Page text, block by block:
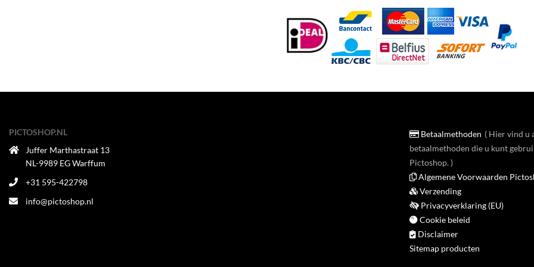
PICTOSHOP.NL
Juffer Marthastraat 13
NL-9989 EG Warffum
+31 595-422798
info@pictoshop.nl
Betaalmethoden
Hier vind u
betaalmethoden die u kunt
Pictoshop.
Algemene Voorwaarden
Verzending
Privacyverklaring (EU)
Cookie beleid
Disclaimer
Sitemap producten